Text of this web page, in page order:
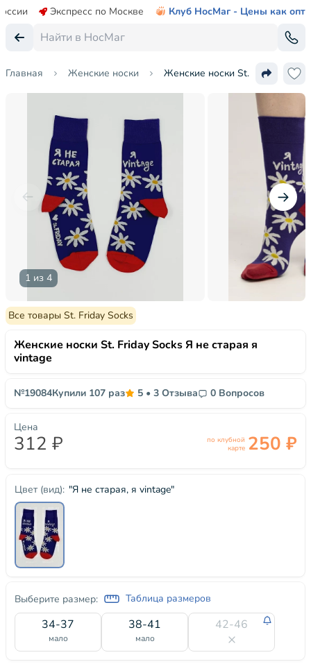
Экспресс по Москве Клуб НосМаг - Цены как опт
Главная Женские носки Женские носки St. Friday Socks
1 из 4
Все товары St. Friday Socks
Женские носки St. Friday Socks Я не старая я
vintage
№19084Купили 107 раз 5 • 3 Отзыва 0 Вопросов
Цвет (вид): "Я не старая, я vintage"
Выберите размер: Таблица размеров
34-37
мало
38-41
мало
42-46
Цена
312 ₽
по клубной
карте 250 ₽